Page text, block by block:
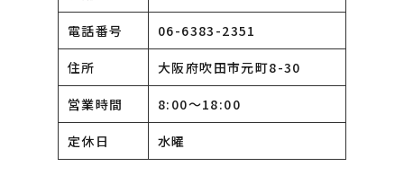
電話番号 06-6383-2351
住所 大阪府吹田市元町8-30
営業時間 8:00〜18:00
定休日 水曜